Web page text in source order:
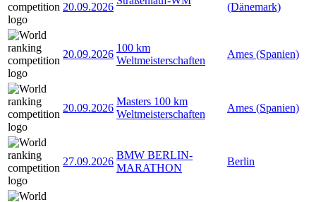
20.09.2026
(Dänemark)
20.09.2026
100 km
Weltmeisterschaften
Ames (Spanien)
20.09.2026
Masters 100 km
Weltmeisterschaften
Ames (Spanien)
27.09.2026
BMW BERLIN-
MARATHON
Berlin